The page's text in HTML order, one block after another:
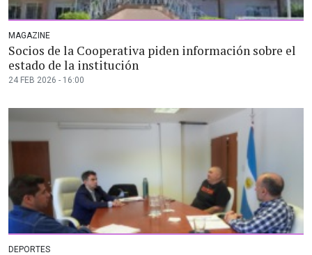
MAGAZINE
Socios de la Cooperativa piden información sobre el
estado de la institución
24 FEB 2026 - 16:00
DEPORTES